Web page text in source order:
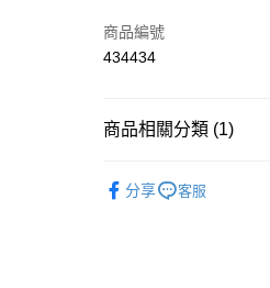
信用卡
商品編號
434434
商品相關分類 (1)
分享
客服